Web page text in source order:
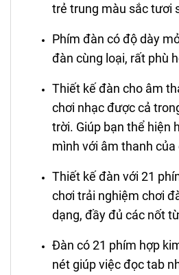
trẻ trung màu sắc tươi
Phím đàn có độ dày
đàn cùng loại, rất phù
Thiết kế đàn cho âm
chơi nhạc được cả
trời. Giúp bạn thể hiện
mình với âm thanh
Thiết kế đàn với 21
chơi trải nghiệm chơi
dạng, đầy đủ các nốt
Đàn có 21 phím hợp
nét giúp việc đọc tab